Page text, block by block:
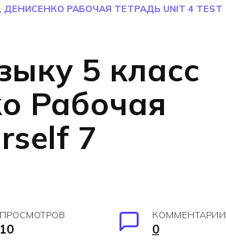
РАБОЧАЯ ТЕТРАДЬ UNIT 4 TEST
5 класс
Рабочая
7
ПРОСМОТРОВ
10
КОММЕНТАРИИ
0